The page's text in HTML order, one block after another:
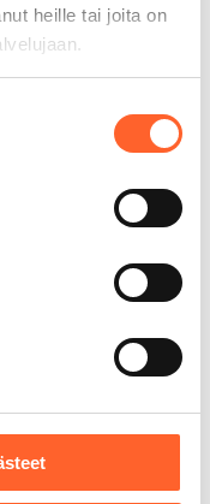
heille tai joita on
tuhansia
vastaavan
varastosta,
ja sen